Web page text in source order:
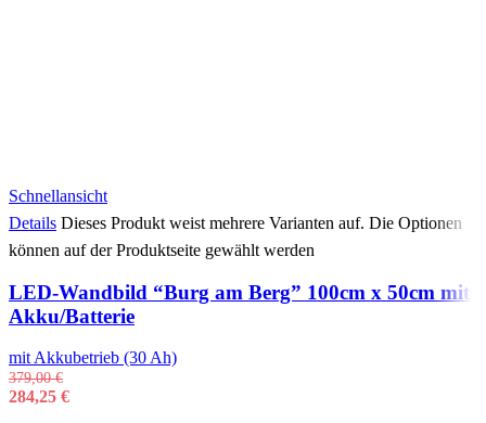
Schnellansicht
Details Dieses Produkt weist mehrere Varianten auf. Die Optionen
können auf der Produktseite gewählt werden
LED-Wandbild “Burg am Berg” 100cm x 50cm mit
Akku/Batterie
mit Akkubetrieb (30 Ah)
379,00€
284,25 €